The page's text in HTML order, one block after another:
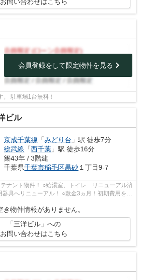
会員登録をして限定物件を見る
駐車場1台無料！
ビル
京成千葉線 「みどり台 」駅 徒歩7分
総武線 「西千葉 」駅 徒歩16分
築43年 / 3階建
千葉県千葉市稲毛区黒砂１丁目9-7
ナント物件！ ○給湯室、トイレ リニューアル済
具へリニューアル！ ○敷金3ヵ月！初期費用を抑
き物件情報がありません。
「三洋ビル」への
お問い合わせはこちら